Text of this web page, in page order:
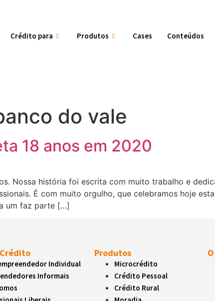
Crédito para Produtos Cases Conteúdos
do vale
18 anos em 2020
Nossa história foi escrita com muito trabalho e
É com muito orgulho, que celebramos hoje
um faz parte […]
Individual
Informais
Produtos
Microcrédito
Crédito Pessoal
Crédito Rural